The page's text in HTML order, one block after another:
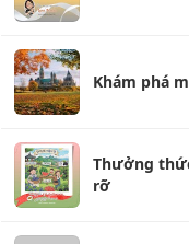
Khám phá
Thưởng
rỡ